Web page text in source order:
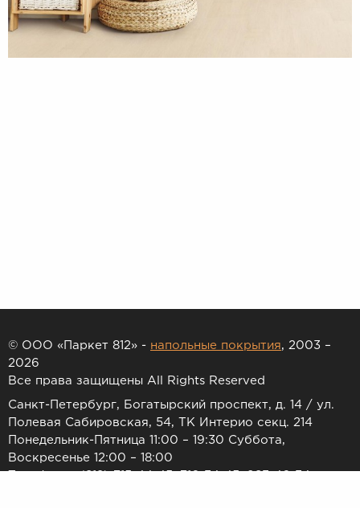
© ООО «Паркет 812» - напольные покрытия, 2003 –
2026
Все права защищены All Rights Reserved
Санкт-Петербург, Богатырский проспект, д. 14 / ул.
Полевая Сабировская, 54, ТК Интерио секц. 214
Понедельник-Пятница 11:00 – 19:30 Суббота,
Воскресенье 12:00 – 18:00